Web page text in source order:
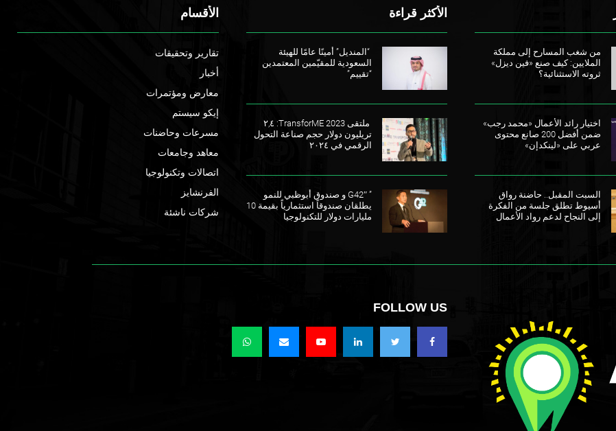
من شغب المسارح إلى مملكة
الملايين: كيف صنع «فين ديزل»
ثروته الاستثنائية؟
اختيار رائد الأعمال «محمد رجب»
ضمن أفضل 200 صانع محتوى
عربي على «لينكدإن»
السبت المقبل.. حاضنة رواق
أسيوط تطلق جلسة من الفكرة
إلى النجاح لدعم رواد الأعمال
الأكثر قراءة
“المنديل” أمينًا عامًا للهيئة
السعودية للمقيّمين المعتمدين
“تقييم”
ملتقى TransforME 2023: ٢,٤
تريليون دولار حجم صناعة التحول
الرقمي في ٢٠٢٤
” G42″ و صندوق أبوظبي للنمو
يطلقان صندوقاً استثمارياً بقيمة 10
مليارات دولار للتكنولوجيا
الأقسام
تقارير وتحقيقات
أخبار
معارض ومؤتمرات
إيكو سيستم
مسرعات وحاضنات
معاهد وجامعات
اتصالات وتكنولوجيا
الفرنشايز
شركات ناشئة
FOLLOW US